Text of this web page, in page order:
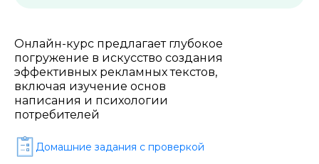
Онлайн-курс предлагает глубокое
погружение в искусство создания
эффективных рекламных текстов,
включая изучение основ
написания и психологии
потребителей
Домашние задания c проверкой
Подача материала *
Программа обучения *
Уровень организации *